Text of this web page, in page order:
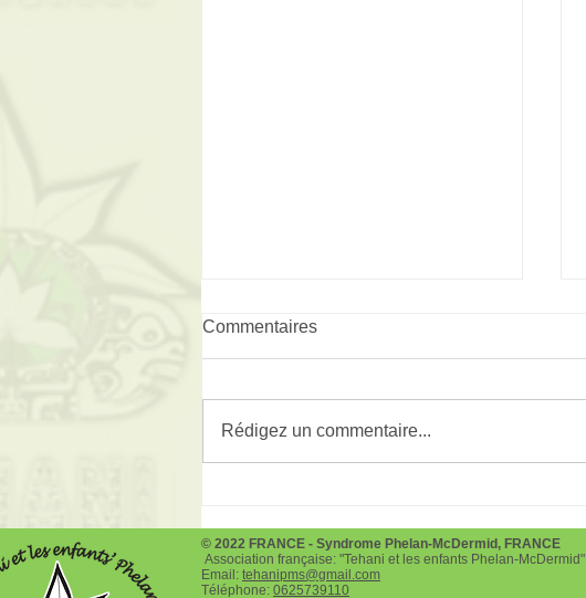
Commentaires
Rédigez un commentaire...
© 2022 FRANCE - Syndrome Phelan-McDermid, FRANCE
Association française: "Tehani et les enfants Phelan-McDermid"
Email: tehanipms@gmail.com
Téléphone: 0625739110